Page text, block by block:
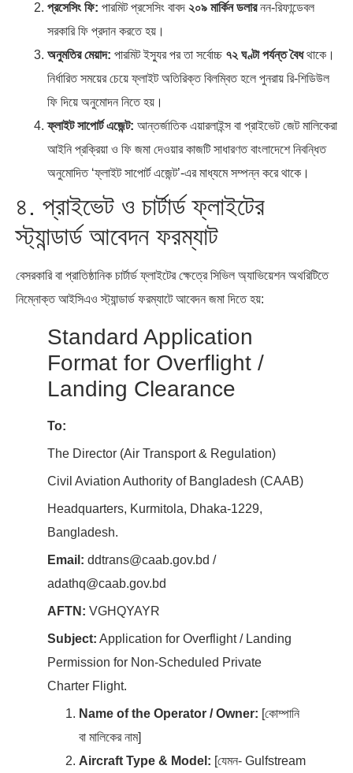
প্রসেসিং ফি: পারমিট প্রসেসিং বাবদ ২০৯ মার্কিন ডলারনন-রিফান্ডেবল
সরকারি ফি প্রদান করতে হয়।
অনুমতির মেয়াদ: পারমিট ইস্যুর পর তা সর্বোচ্চ ৭২ ঘণ্টা পর্যন্ত বৈধথাকে।
নির্ধারিত সময়ের চেয়ে ফ্লাইট অতিরিক্ত বিলম্বিত হলে পুনরায় রি-শিডিউল
ফি দিয়ে অনুমোদন নিতে হয়।
ফ্লাইট সাপোর্ট এজেন্ট: আন্তর্জাতিক এয়ারলাইন্স বা প্রাইভেট জেট মালিকেরা
আইনি প্রক্রিয়া ও ফি জমা দেওয়ার কাজটি সাধারণত বাংলাদেশে নিবন্ধিত
অনুমোদিত ‘ফ্লাইট সাপোর্ট এজেন্ট’-এর মাধ্যমে সম্পন্ন করে থাকে।
৪. প্রাইভেট ও চার্টার্ড ফ্লাইটের
স্ট্যান্ডার্ড আবেদন ফরম্যাট
বেসরকারি বা প্রাতিষ্ঠানিক চার্টার্ড ফ্লাইটের ক্ষেত্রে সিভিল অ্যাভিয়েশন অথরিটিতে
নিম্নোক্ত আইসিএও স্ট্যান্ডার্ড ফরম্যাটে আবেদন জমা দিতে হয়:
Standard Application
Format for Overflight /
Landing Clearance
To:
The Director (Air Transport & Regulation)
Civil Aviation Authority of Bangladesh (CAAB)
Headquarters, Kurmitola, Dhaka-1229,
Bangladesh.
Email: ddtrans@caab.gov.bd /
adathq@caab.gov.bd
AFTN: VGHQYAYR
Subject: Application for Overflight / Landing
Permission for Non-Scheduled Private
Charter Flight.
Name of the Operator / Owner: [কোম্পানি
বা মালিকের নাম]
Aircraft Type & Model: [যেমন- Gulfstream